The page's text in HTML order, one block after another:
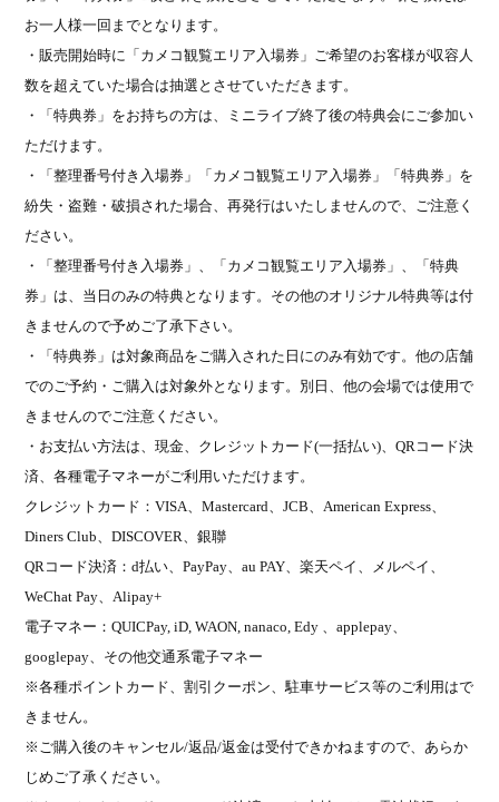
お一人様一回までとなります。
・販売開始時に「カメコ観覧エリア入場券」ご希望のお客様が収容人
数を超えていた場合は抽選とさせていただきます。
・「特典券」をお持ちの方は、ミニライブ終了後の特典会にご参加い
ただけます。
・「整理番号付き入場券」「カメコ観覧エリア入場券」「特典券」を
紛失・盗難・破損された場合、再発行はいたしませんので、ご注意く
ださい。
・「整理番号付き入場券」、「カメコ観覧エリア入場券」、「特典
券」は、当日のみの特典となります。その他のオリジナル特典等は付
きませんので予めご了承下さい。
・「特典券」は対象商品をご購入された日にのみ有効です。他の店舗
でのご予約・ご購入は対象外となります。別日、他の会場では使用で
きませんのでご注意ください。
・お支払い方法は、現金、クレジットカード(一括払い) 、QR コード決
済、各種電子マネーがご利用いただけます。
クレジットカード：VISA 、Mastercard 、JCB American Express
Diners Club 、DISCOVER 、銀聯
QR コード決済：d払い、PayPay 、au PAY 、楽天ペイ、メルペイ、
WeChat Pay
Alipay+
電子マネー：QUICPay, iD, WAON, nanaco, Edy 、applepay
googlepay 、その他交通系電子マネー
※各種ポイントカード、割引クーポン、駐車サービス等のご利用はで
きません。
※ご購入後のキャンセル/返品/返金は受付できかねますので、あらか
じめご了承ください。